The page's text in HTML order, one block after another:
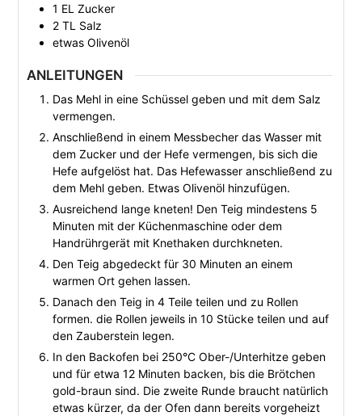
1 EL Zucker
2 TL Salz
etwas Olivenöl
ANLEITUNGEN
Das Mehl in eine Schüssel geben und mit dem Salz
vermengen.
Anschließend in einem Messbecher das Wasser mit
dem Zucker und der Hefe vermengen, bis sich die
Hefe aufgelöst hat. Das Hefewasser anschließend zu
dem Mehl geben. Etwas Olivenöl hinzufügen.
Ausreichend lange kneten! Den Teig mindestens 5
Minuten mit der Küchenmaschine oder dem
Handrührgerät mit Knethaken durchkneten.
Den Teig abgedeckt für 30 Minuten an einem
warmen Ort gehen lassen.
Danach den Teig in 4 Teile teilen und zu Rollen
formen. die Rollen jeweils in 10 Stücke teilen und auf
den Zauberstein legen.
In den Backofen bei 250°C Ober-/Unterhitze geben
und für etwa 12 Minuten backen, bis die Brötchen
gold-braun sind. Die zweite Runde braucht natürlich
etwas kürzer, da der Ofen dann bereits vorgeheizt